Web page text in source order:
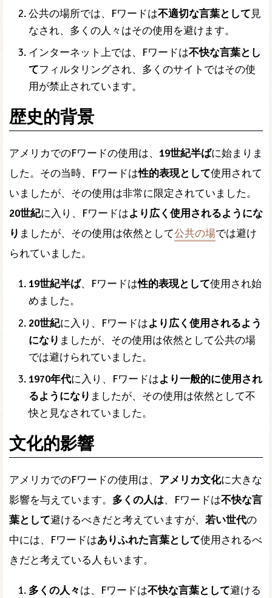
公共の場所では、Fワードは不適切な言葉として見
なされ、多くの人々はその使用を避けます。
インターネット上では、Fワードは不快な言葉とし
てフィルタリングされ、多くのサイトではその使
用が禁止されています。
歴史的背景
アメリカでのFワードの使用は、 19世紀半ばに始まりま
した。その当時、Fワードは性的表現として使用されて
いましたが、その使用は非常に限定されていました。
20世紀に入り、Fワードはより広く使用されるようにな
り ましたが、その使用は依然として公共の場では避け
られていました。
19世紀半ば、Fワードは性的表現として使用され始
めました。
20世紀に入り、Fワードはより広く使用されるよう
になり ましたが、その使用は依然として公共の場
では避けられていました。
1970年代に入り、Fワードはより一般的に使用され
るようになり ましたが、その使用は依然として不
快と見なされていました。
文化的影響
アメリカでのFワードの使用は、 アメリカ文化に大きな
影響を与えています。 多くの人は、Fワードは不快な言
葉として避けるべきだと考えていますが、 若い世代の
中には、Fワードはありふれた言葉として使用されるべ
きだと考えている人もいます。
多くの人々は、Fワードは不快な言葉として避ける